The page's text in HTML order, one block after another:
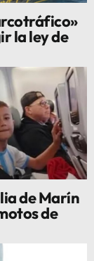
la ley de
de Marín
de